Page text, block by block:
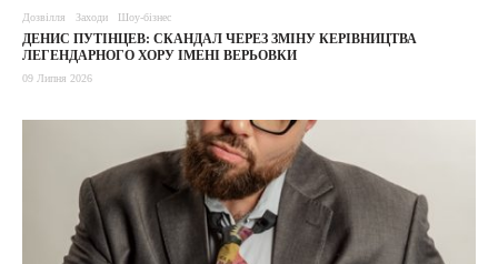
Дозвілля Заходи Шоу-бізнес
ДЕНИС ПУТІНЦЕВ: СКАНДАЛ ЧЕРЕЗ ЗМІНУ КЕРІВНИЦТВА
ЛЕГЕНДАРНОГО ХОРУ ІМЕНІ ВЕРЬОВКИ
09 Липня 2026